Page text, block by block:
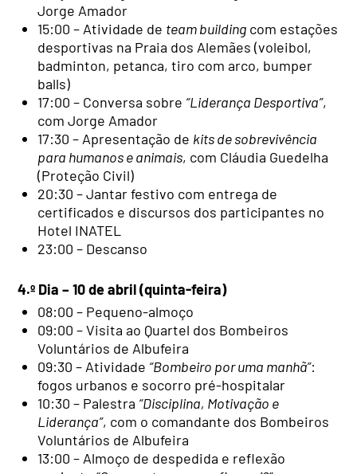
Jorge Amador
15:00 – Atividade de team building com estações
desportivas na Praia dos Alemães (voleibol,
badminton, petanca, tiro com arco, bumper
balls)
17:00 – Conversa sobre “Liderança Desportiva”,
com Jorge Amador
17:30 – Apresentação de kits de sobrevivência
para humanos e animais, com Cláudia Guedelha
(Proteção Civil)
20:30 – Jantar festivo com entrega de
certificados e discursos dos participantes no
Hotel INATEL
23:00 – Descanso
4.º Dia – 10 de abril (quinta-feira)
08:00 – Pequeno-almoço
09:00 – Visita ao Quartel dos Bombeiros
Voluntários de Albufeira
09:30 – Atividade “Bombeiro por uma manhã”:
fogos urbanos e socorro pré-hospitalar
10:30 – Palestra “Disciplina, Motivação e
Liderança”, com o comandante dos Bombeiros
Voluntários de Albufeira
13:00 – Almoço de despedida e reflexão